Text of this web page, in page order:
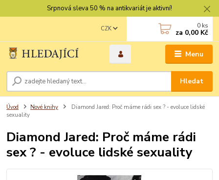
Srpnová sleva 50 % na antikvariát je aktivní!
Menu
CZK
Hledat
0 ks
za 0,00 Kč
Úvod Nové knihy
Diamond Jared: Proč máme rádi sex ? - evoluce lidské
sexuality
Diamond Jared: Proč máme rádi
sex ? - evoluce lidské sexuality